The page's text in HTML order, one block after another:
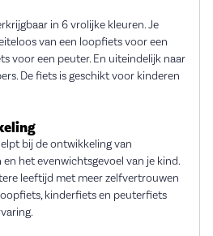
in 6 vrolijke kleuren. Je
van een loopfiets voor een
voor een peuter. En uiteindelijk naar
De fiets is geschikt voor kinderen
bij de ontwikkeling van
het evenwichtsgevoel van je kind.
leeftijd met meer zelfvertrouwen
kinderfiets en peuterfiets